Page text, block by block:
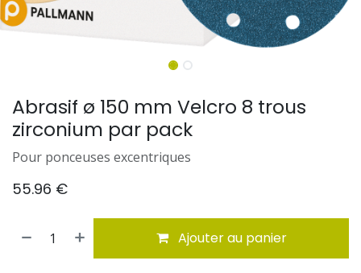
Abrasif ø 150 mm Velcro 8 trous
zirconium par pack
Pour ponceuses excentriques
55.96 €
Ajouter au panier